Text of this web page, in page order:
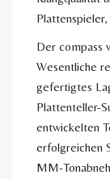
Der compass
Wesentliche
gefertigtes
Plattenteller-
entwickelten
erfolgreichen
MM-